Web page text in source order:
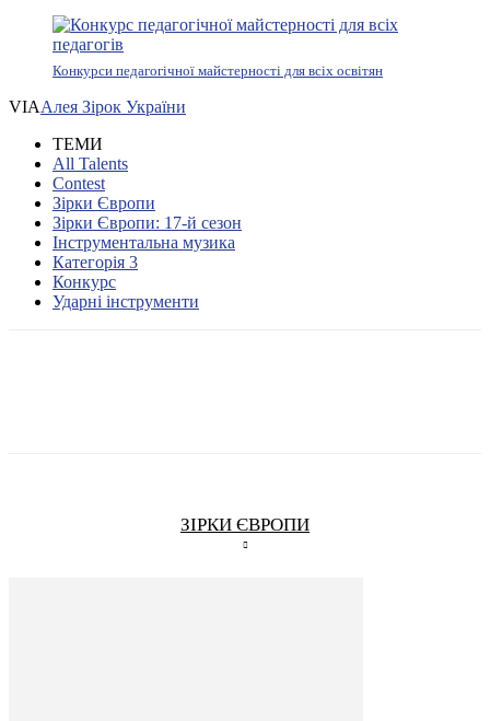
Конкурси педагогічної майстерності для всіх освітян
VIAАлея Зірок України
ТЕМИ
All Talents
Contest
Зірки Європи
Зірки Європи: 17-й сезон
Інструментальна музика
Категорія 3
Конкурс
Ударні інструменти
ЗІРКИ ЄВРОПИ